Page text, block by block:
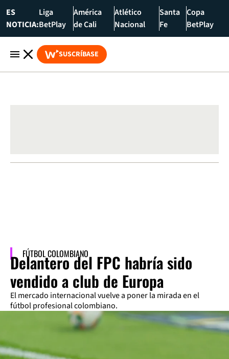
ES
NOTICIA:
Liga
BetPlay
América
de Cali
Atlético
Nacional
Santa
Fe
Copa
BetPlay
SUSCRÍBASE
FÚTBOL COLOMBIANO
Delantero del FPC habría sido
vendido a club de Europa
El mercado internacional vuelve a poner la mirada en el
fútbol profesional colombiano.